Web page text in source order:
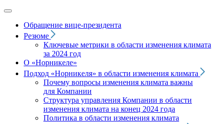
Обращение вице‑президента
Резюме
Ключевые метрики в области изменения климата
за 2024 год
О «Норникеле»
Подход «Норникеля» в области изменения климата
Почему вопросы изменения климата важны
для Компании
Структура управления Компании в области
изменения климата на конец 2024 года
Политика в области изменения климата